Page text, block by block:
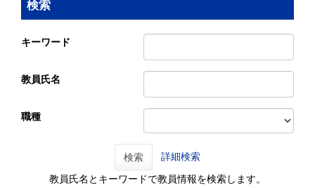
検索
キーワード
教員氏名
職種
検索 詳細検索
教員氏名とキーワードで教員情報を検索します。